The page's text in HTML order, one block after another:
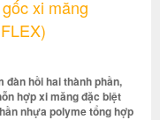
xi măng
đàn hồi hai thành phần,
hợp xi măng đặc biệt
nhựa polyme tổng hợp